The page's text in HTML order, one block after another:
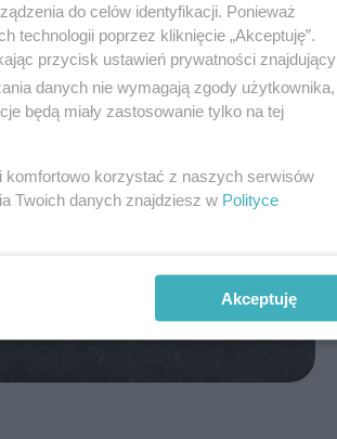
do celów identyfikacji. Ponieważ
technologii poprzez kliknięcie „Akceptuję”.
przycisk ustawień prywatności znajdujący
danych nie wymagają zgody użytkownika,
będą miały zastosowanie tylko na tej
komfortowo korzystać z naszych serwisów
Twoich danych znajdziesz w Polityce
Akceptuję